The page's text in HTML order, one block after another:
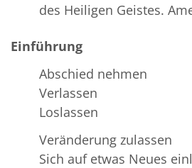
des Heiligen Geistes.
Einführung
Abschied nehmen
Verlassen
Loslassen
Veränderung zulassen
Sich auf etwas Neues